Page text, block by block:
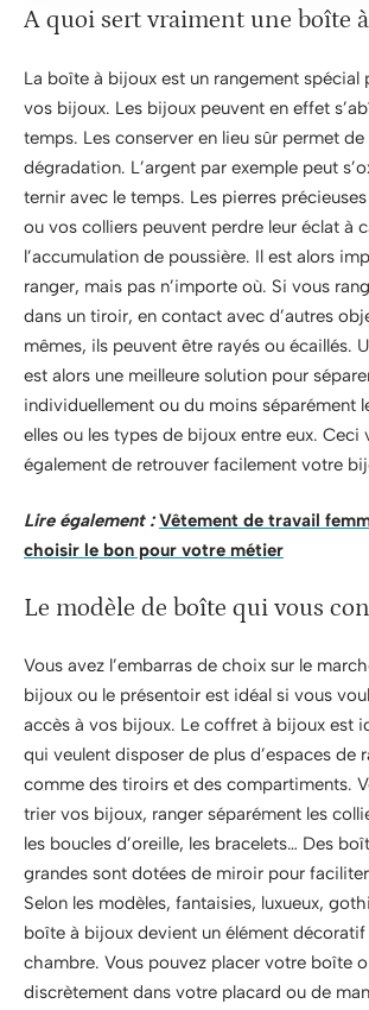
A quoi sert vraiment une boîte
La boîte à bijoux est un rangement spécial
vos bijoux. Les bijoux peuvent en effet
temps. Les conserver en lieu sûr permet
dégradation. L’argent par exemple peut
ternir avec le temps. Les pierres
ou vos colliers peuvent perdre leur éclat à
l’accumulation de poussière. Il est alors
ranger, mais pas n’importe où. Si vous
dans un tiroir, en contact avec d’autres
mêmes, ils peuvent être rayés ou écaillés.
est alors une meilleure solution pour
individuellement ou du moins séparément
elles ou les types de bijoux entre eux. Ceci
également de retrouver facilement votre
Lire également : Vêtement de travail
choisir le bon pour votre métier
Le modèle de boîte qui vous
Vous avez l’embarras de choix sur le
bijoux ou le présentoir est idéal si vous
accès à vos bijoux. Le coffret à bijoux est
qui veulent disposer de plus d’espaces de
comme des tiroirs et des compartiments.
trier vos bijoux, ranger séparément les
les boucles d’oreille, les bracelets… Des
grandes sont dotées de miroir pour
Selon les modèles, fantaisies, luxueux,
boîte à bijoux devient un élément
chambre. Vous pouvez placer votre boîte
discrètement dans votre placard ou de